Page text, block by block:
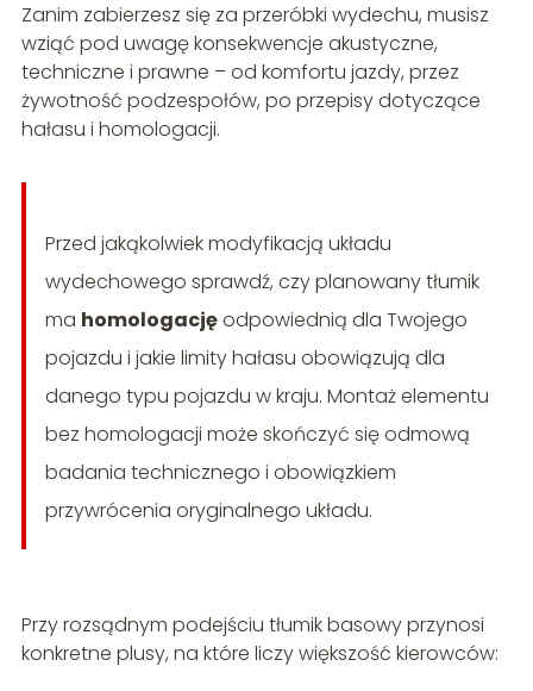
Zanim zabierzesz się za przeróbki wydechu, musisz
wziąć pod uwagę konsekwencje akustyczne,
techniczne i prawne – od komfortu jazdy, przez
żywotność podzespołów, po przepisy dotyczące
hałasu i homologacji.
Przed jakąkolwiek modyfikacją układu
wydechowego sprawdź, czy planowany tłumik
ma homologacjęodpowiednią dla Twojego
pojazdu i jakie limity hałasu obowiązują dla
danego typu pojazdu w kraju. Montaż elementu
bez homologacji może skończyć się odmową
badania technicznego i obowiązkiem
przywrócenia oryginalnego układu.
Przy rozsądnym podejściu tłumik basowy przynosi
konkretne plusy, na które liczy większość kierowców: